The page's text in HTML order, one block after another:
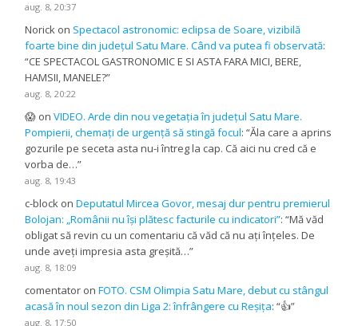
aug. 8, 20:37
Norick on Spectacol astronomic: eclipsa de Soare, vizibilă
foarte bine din județul Satu Mare. Când va putea fi observată:
“CE SPECTACOL GASTRONOMIC E SI ASTA FARA MICI, BERE,
HAMSII, MANELE?”
aug. 8, 20:22
😱 onVIDEO. Arde din nou vegetația în județul Satu Mare.
Pompierii, chemați de urgență să stingă focul: “Ăla care a aprins
gozurile pe seceta asta nu-i întreg la cap. Că aici nu cred că e
vorba de…”
aug. 8, 19:43
c-block onDeputatul Mircea Govor, mesaj dur pentru premierul
Bolojan: „Românii nu își plătesc facturile cu indicatori”: “Mă văd
obligat să revin cu un comentariu că văd că nu ați înțeles. De
unde aveți impresia asta greșită…”
aug. 8, 18:09
comentator onFOTO. CSM Olimpia Satu Mare, debut cu stângul
acasă în noul sezon din Liga 2: înfrângere cu Reșița: “👍”
aug. 8, 17:50